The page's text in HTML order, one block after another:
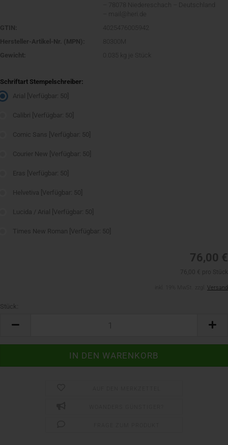
– 78078 Niedereschach – Deutschland
– mail@heri.de
GTIN:
4025476005942
Hersteller-Artikel-Nr. (MPN):
80300M
Gewicht:
0.035 kg je Stück
Schriftart Stempelschreiber:
Arial
[Verfügbar: 50]
Calibri [Verfügbar: 50]
Comic Sans [Verfügbar: 50]
Courier New [Verfügbar: 50]
Eras [Verfügbar: 50]
Helvetiva [Verfügbar: 50]
Lucida / Arial [Verfügbar: 50]
Times New Roman [Verfügbar: 50]
76,00 €
Versand
Stück: